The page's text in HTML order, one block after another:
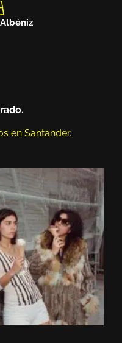
en Santander.